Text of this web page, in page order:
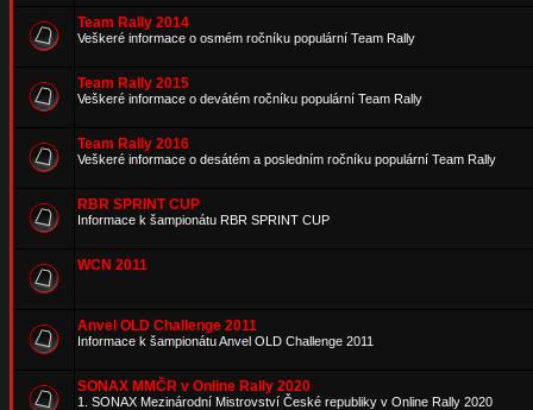
Team Rally 2014
Veškeré informace o osmém ročníku populární Team Rally
Team Rally 2015
Veškeré informace o devátém ročníku populární Team Rally
Team Rally 2016
Veškeré informace o desátém a posledním ročníku populární Team Rally
RBR SPRINT CUP
Informace k šampionátu RBR SPRINT CUP
WCN 2011
Anvel OLD Challenge 2011
Informace k šampionátu Anvel OLD Challenge 2011
SONAX MMČR v Online Rally 2020
1. SONAX Mezinárodní Mistrovství České republiky v Online Rally 2020